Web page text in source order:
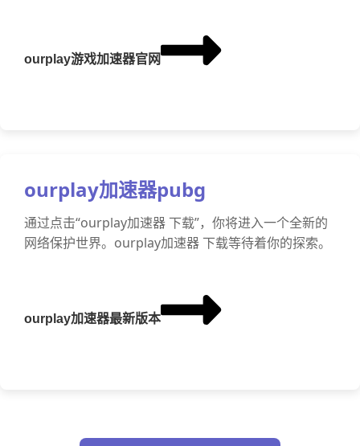
ourplay游戏加速器官网
ourplay加速器pubg
通过点击“ourplay加速器 下载”，你将进入一个全新的
网络保护世界。ourplay加速器 下载等待着你的探索。
ourplay加速器最新版本